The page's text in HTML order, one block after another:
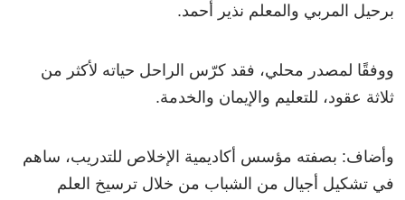
برحيل المربي والمعلم نذير أحمد.
ووفقًا لمصدر محلي، فقد كرّس الراحل حياته لأكثر من
ثلاثة عقود، للتعليم والإيمان والخدمة.
وأضاف: بصفته مؤسس أكاديمية الإخلاص للتدريب، ساهم
في تشكيل أجيال من الشباب من خلال ترسيخ العلم